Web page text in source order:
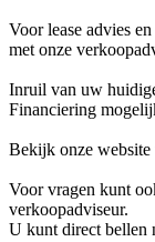
Voor lease advies
met onze
Inruil van uw
Financiering
Bekijk onze website
Voor vragen kunt
verkoopadviseur.
U kunt direct bellen